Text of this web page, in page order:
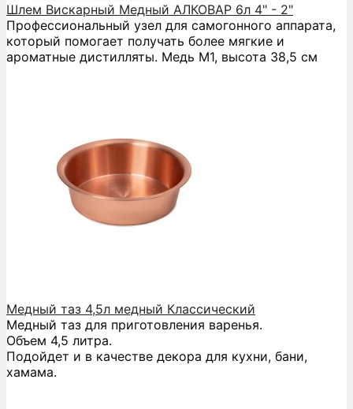
Шлем Вискарный Медный АЛКОВАР 6л 4" - 2"
Профессиональный узел для самогонного аппарата,
который помогает получать более мягкие и
ароматные дистилляты. Медь М1, высота 38,5 см
Медный таз 4,5л медный Классический
Медный таз для приготовления варенья.
Объем 4,5 литра.
Подойдет и в качестве декора для кухни, бани,
хамама.